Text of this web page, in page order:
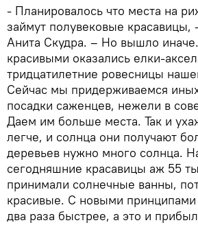
- Планировалось что места на
займут полувековые красавицы,
Анита Скудра. – Но вышло
красивыми оказались елки-
тридцатилетние ровесницы
Сейчас мы придерживаемся
посадки саженцев, нежели в
Даем им больше места. Так и
легче, и солнца они получают
деревьев нужно много солнца.
сегодняшние красавицы аж 55
принимали солнечные ванны,
красивые. С новыми принципами
два раза быстрее, а это и